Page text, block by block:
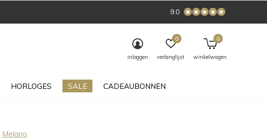
HORLOGES SALE CADEAUBONNEN
inloggen verlanglijst
0
winkelwagen
0
9.0
Melano